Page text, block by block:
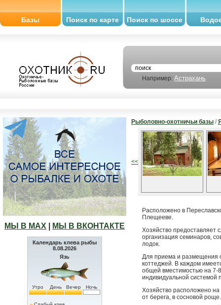
Базы Поиск по карте Поиск по шоссе
Например: Астрахань
МЫ В МАХ МЫ В ВКОНТАКТЕ
Календарь клева рыбы
8.08.2026
Язь
Утро День Вечер Ночь
Рыболовно-охотничьи базы /
<<
Расположено в
Плещееве.
Хозяйство предоставляет
организация семинаров,
лодок.
Для приема и размещения
коттеджей. В каждом
общей вместимостью на 7-
индивидуальной системой
Хозяйство расположено
от берега, в сосновой роще.